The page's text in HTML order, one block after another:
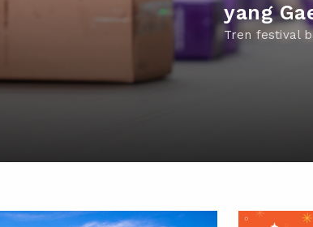
yang
Tren festival